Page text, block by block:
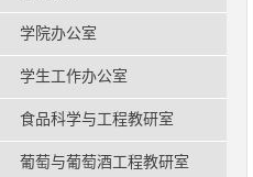
学院办公室
学生工作办公室
食品科学与工程教研室
葡萄与葡萄酒工程教研室